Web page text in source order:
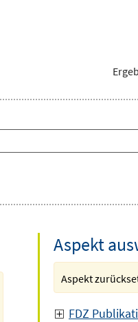
Aspekt
Aspekt
FDZ